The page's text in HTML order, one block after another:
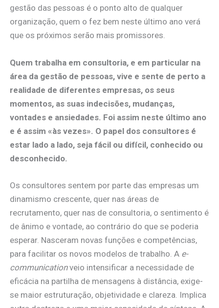
gestão das pessoas é o ponto alto de qualquer
organização, quem o fez bem neste último ano verá
que os próximos serão mais promissores.
Quem trabalha em consultoria, e em particular na
área da gestão de pessoas, vive e sente de perto a
realidade de diferentes empresas, os seus
momentos, as suas indecisões, mudanças,
vontades e ansiedades. Foi assim neste último ano
e é assim «às vezes». O papel dos consultores é
estar lado a lado, seja fácil ou difícil, conhecido ou
desconhecido.
Os consultores sentem por parte das empresas um
dinamismo crescente, quer nas áreas de
recrutamento, quer nas de consultoria, o sentimento é
de ânimo e vontade, ao contrário do que se poderia
esperar. Nasceram novas funções e competências,
para facilitar os novos modelos de trabalho. A e-
communicationveio intensificar a necessidade de
eficácia na partilha de mensagens à distância, exige-
se maior estruturação, objetividade e clareza. Implica